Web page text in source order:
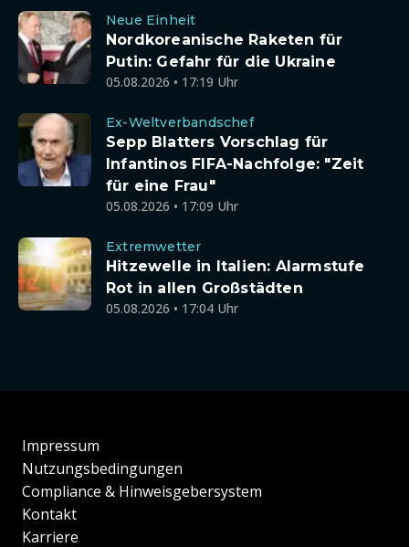
Neue Einheit
Nordkoreanische Raketen für
Putin: Gefahr für die Ukraine
05.08.2026 • 17:19 Uhr
Ex-Weltverbandschef
Sepp Blatters Vorschlag für
Infantinos FIFA-Nachfolge: "Zeit
für eine Frau"
05.08.2026 • 17:09 Uhr
Extremwetter
Hitzewelle in Italien: Alarmstufe
Rot in allen Großstädten
05.08.2026 • 17:04 Uhr
Impressum
Nutzungsbedingungen
Compliance & Hinweisgebersystem
Kontakt
Karriere